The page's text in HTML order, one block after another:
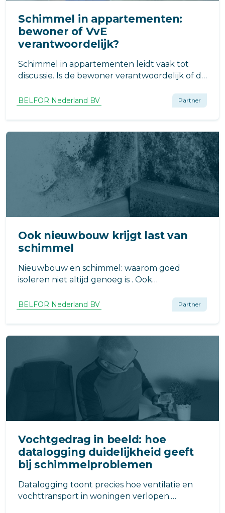
Schimmel in appartementen:
bewoner of VvE
verantwoordelijk?
Schimmel in appartementen leidt vaak tot
discussie. Is de bewoner verantwoordelijk of de
onderzoek, metingen en rapportages zorgen
BELFOR Nederland BV Partner
Ook nieuwbouw krijgt last van
schimmel
Nieuwbouw en schimmel: waarom goed
isoleren niet altijd genoeg is . Ook
schimmelproblemen krijgen. Wij leggen uit
hoe moderne isolatie, ventilatiegedrag en
koudebruggen daarbij een rol spelen en wat
u kunt doen om dit te voorkomen
BELFOR Nederland BV Partner
Vochtgedrag in beeld: hoe
datalogging duidelijkheid geeft
bij schimmelproblemen
Datalogging toont precies hoe ventilatie en
vochttransport in woningen verlopen.